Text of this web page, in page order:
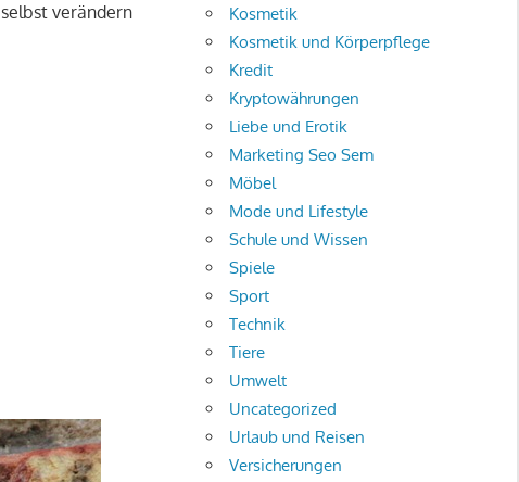
verändern
Kosmetik
Kosmetik und Körperpflege
Kredit
Kryptowährungen
Liebe und Erotik
Marketing Seo Sem
Möbel
Mode und Lifestyle
Schule und Wissen
Spiele
Sport
Technik
Tiere
Umwelt
Uncategorized
Urlaub und Reisen
Versicherungen